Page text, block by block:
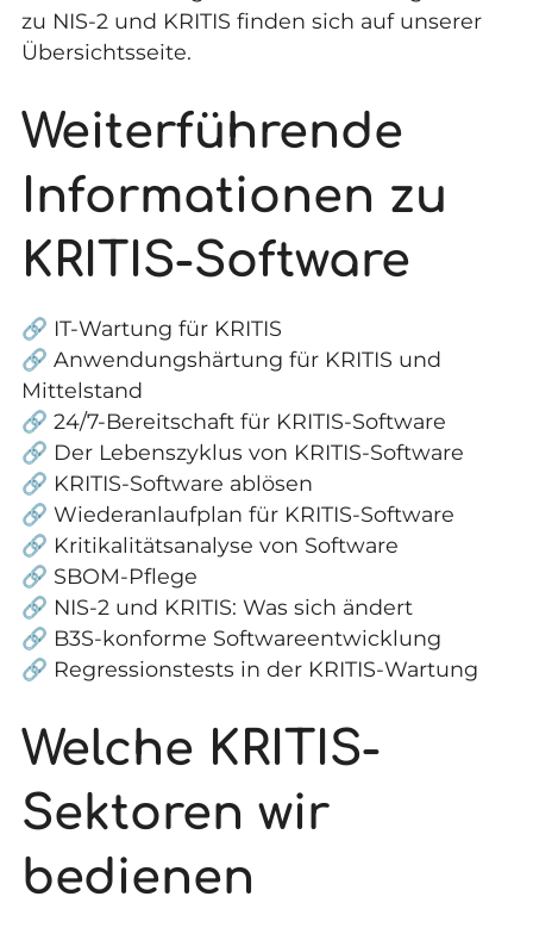
zu NIS-2 und KRITIS finden sich auf unserer
Übersichtsseite.
Weiterführende
Informationen zu
KRITIS-Software
🔗 IT-Wartung für KRITIS
🔗 Anwendungshärtung für KRITIS und
Mittelstand
🔗 24/7-Bereitschaft für KRITIS-Software
🔗 Der Lebenszyklus von KRITIS-Software
🔗 KRITIS-Software ablösen
🔗 Wiederanlaufplan für KRITIS-Software
🔗 Kritikalitätsanalyse von Software
🔗 SBOM-Pflege
🔗 NIS-2 und KRITIS: Was sich ändert
🔗 B3S-konforme Softwareentwicklung
🔗 Regressionstests in der KRITIS-Wartung
Welche KRITIS-
Sektoren wir
bedienen